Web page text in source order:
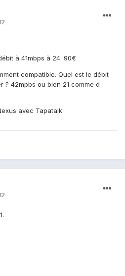
à 41mbps à 24. 90€
compatible. Quel est le débit
? 42mpbs ou bien 21 comme d
avec Tapatalk